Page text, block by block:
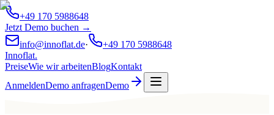
+49 170 5988648
Jetzt Demo buchen →
info@innoflat.de·
+49 170 5988648
Innoflat.
PreiseWie wir arbeitenBlogKontakt
AnmeldenDemo anfragenDemo